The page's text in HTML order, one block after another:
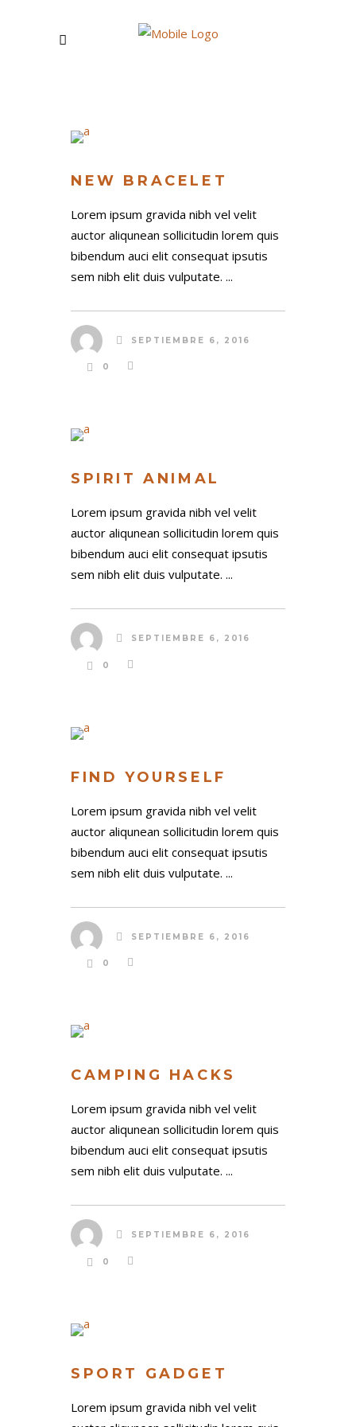
NEW BRACELET
Lorem ipsum gravida nibh vel velit
auctor aliqunean sollicitudin lorem quis
bibendum auci elit consequat ipsutis
sem nibh elit duis vulputate. ...
SEPTIEMBRE 6, 2016
0
SPIRIT ANIMAL
Lorem ipsum gravida nibh vel velit
auctor aliqunean sollicitudin lorem quis
bibendum auci elit consequat ipsutis
sem nibh elit duis vulputate. ...
SEPTIEMBRE 6, 2016
0
FIND YOURSELF
Lorem ipsum gravida nibh vel velit
auctor aliqunean sollicitudin lorem quis
bibendum auci elit consequat ipsutis
sem nibh elit duis vulputate. ...
SEPTIEMBRE 6, 2016
0
CAMPING HACKS
Lorem ipsum gravida nibh vel velit
auctor aliqunean sollicitudin lorem quis
bibendum auci elit consequat ipsutis
sem nibh elit duis vulputate. ...
SEPTIEMBRE 6, 2016
0
SPORT GADGET
Lorem ipsum gravida nibh vel velit
FORMULARIO DE CONTACTO